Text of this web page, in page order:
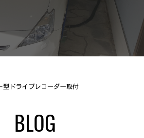
ドライブレコーダー取付
BLOG